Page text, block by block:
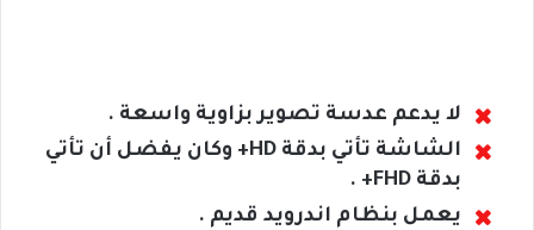
لا يدعم عدسة تصوير بزاوية واسعة .
الشاشة تأتي بدقة HD+ وكان يفضل أن تأتي
بدقة FHD+ .
يعمل بنظام اندرويد قديم .